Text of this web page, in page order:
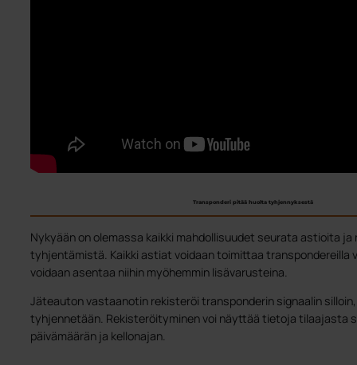
Transponderi pitää huolta tyhjennyksestä
Nykyään on olemassa kaikki mahdollisuudet seurata astioita ja
tyhjentämistä. Kaikki astiat voidaan toimittaa transpondereilla
voidaan asentaa niihin myöhemmin lisävarusteina.
Jäteauton vastaanotin rekisteröi transponderin signaalin
tyhjennetään. Rekisteröityminen voi näyttää tietoja tilaajasta
päivämäärän ja kellonajan.